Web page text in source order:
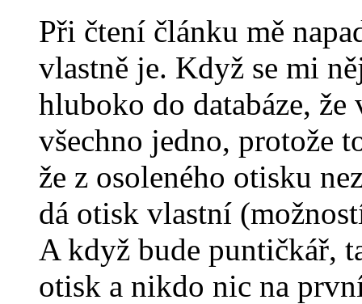
Při čtení článku mě
vlastně je. Když se mi
hluboko do databáze,
všechno jedno, protože
že z osoleného otisku
dá otisk vlastní
A když bude puntičkář,
otisk a nikdo nic na